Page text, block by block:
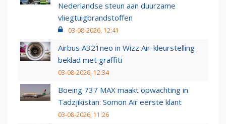
Nederlandse steun aan duurzame
vliegtuigbrandstoffen
03-08-2026, 12:41
Airbus A321neo in Wizz Air-kleurstelling
beklad met graffiti
03-08-2026, 12:34
Boeing 737 MAX maakt opwachting in
Tadzjikistan: Somon Air eerste klant
03-08-2026, 11:26